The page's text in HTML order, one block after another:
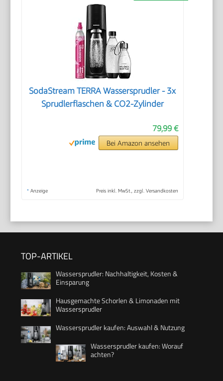
SodaStream TERRA Wassersprudler - 3x
Sprudlerflaschen & CO2-Zylinder
79,99 €
Bei Amazon ansehen
* Anzeige Preis inkl. MwSt., zzgl. Versandkosten
TOP-ARTIKEL
Wassersprudler: Nachhaltigkeit, Kosten &
Einsparung
Hausgemachte Schorlen & Limonaden mit
Wassersprudler
Wassersprudler kaufen: Auswahl & Nutzung
Wassersprudler kaufen: Worauf
achten?